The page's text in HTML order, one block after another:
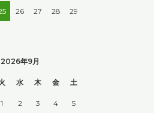
26 27 28 29
2026年9月
水 木 金 土
1 2 3 4 5